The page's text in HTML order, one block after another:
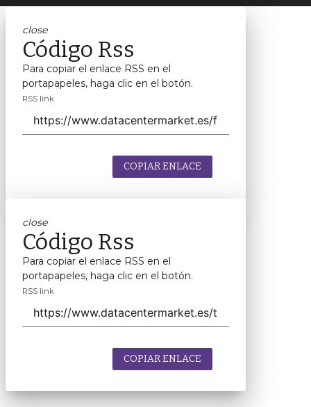
close
Código Rss
Para copiar el enlace RSS en el
portapapeles, haga clic en el botón.
RSS link
COPIAR ENLACE
close
Código Rss
Para copiar el enlace RSS en el
portapapeles, haga clic en el botón.
RSS link
COPIAR ENLACE